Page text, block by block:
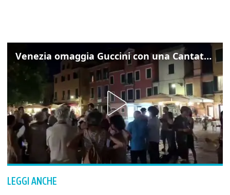
Venezia omaggia Guccini con una Cantata Anarchica in campo Santa Margherita
LEGGI ANCHE